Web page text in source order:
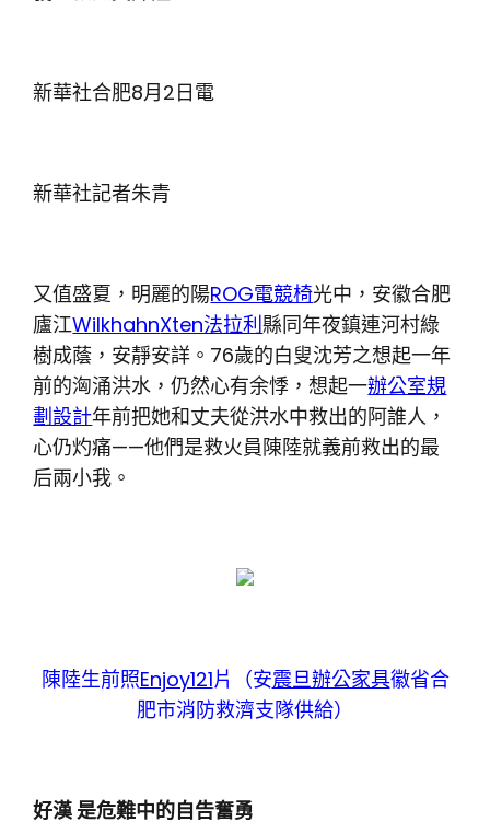
新華社合肥8月2日電
新華社記者朱青
又值盛夏，明麗的陽ROG電競椅光中，安徽合肥
廬江WilkhahnXten法拉利縣同年夜鎮連河村綠
樹成蔭，安靜安詳。76歲的白叟沈芳之想起一年
前的洶涌洪水，仍然心有余悸，想起一辦公室規
劃設計年前把她和丈夫從洪水中救出的阿誰人，
心仍灼痛——他們是救火員陳陸就義前救出的最
后兩小我。
陳陸生前照Enjoy121片（安震旦辦公家具徽省合
肥市消防救濟支隊供給）
好漢 是危難中的自告奮勇